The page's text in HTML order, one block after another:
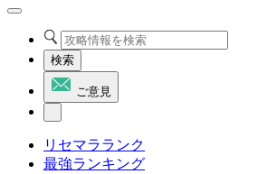
検索
ご意見
リセマラランク
最強ランキング